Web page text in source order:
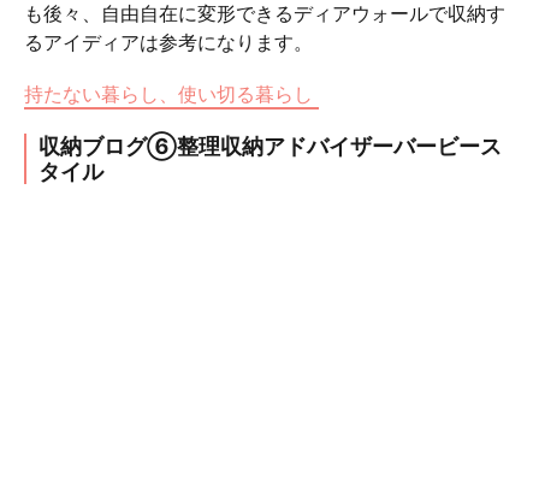
も後々、自由自在に変形できるディアウォールで収納す
るアイディアは参考になります。
持たない暮らし、使い切る暮らし
収納ブログ⑥整理収納アドバイザーバービース
タイル